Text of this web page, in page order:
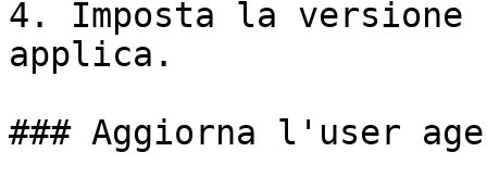
4. Imposta la
applica.
### Aggiorna l'user